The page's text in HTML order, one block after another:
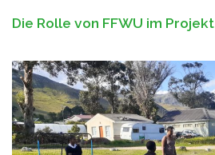
Die Rolle von FFWU im Projekt